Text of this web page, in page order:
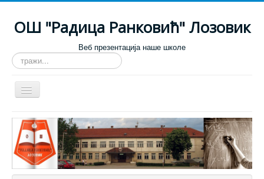
ОШ "Радица Ранковић" Лозовик
Веб презентација наше школе
тражи...
Искључи
навигацију
Почетна
О школи
Настава